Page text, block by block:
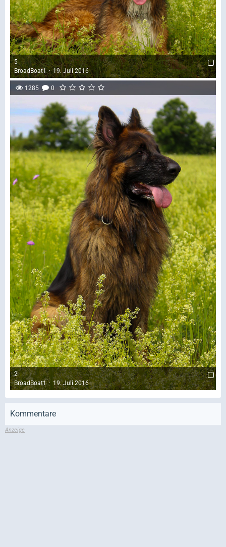
5
BroadBoat1
19. Juli 2016
1285 0
2
BroadBoat1
19. Juli 2016
Kommentare